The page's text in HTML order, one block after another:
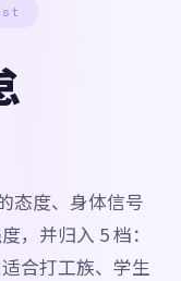
态度、身体信号
，并归入 5 档：
合打工族、学生